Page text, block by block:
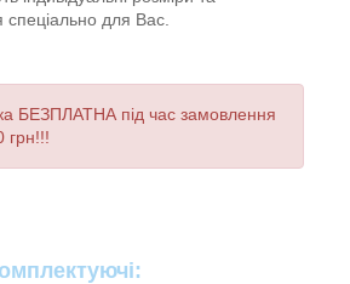
спеціально для Вас.
БЕЗПЛАТНА під час замовлення
грн!!!